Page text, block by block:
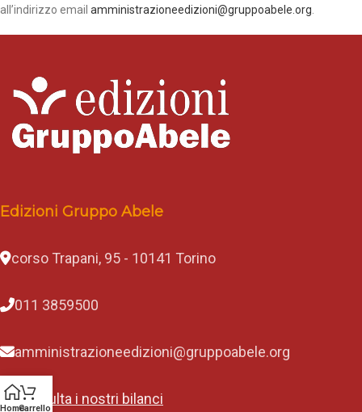
all’indirizzo email amministrazioneedizioni@gruppoabele.org.
Edizioni Gruppo Abele
corso Trapani, 95 - 10141 Torino
011 3859500
amministrazioneedizioni@gruppoabele.org
Consulta i nostri bilanci
HomeCarrello